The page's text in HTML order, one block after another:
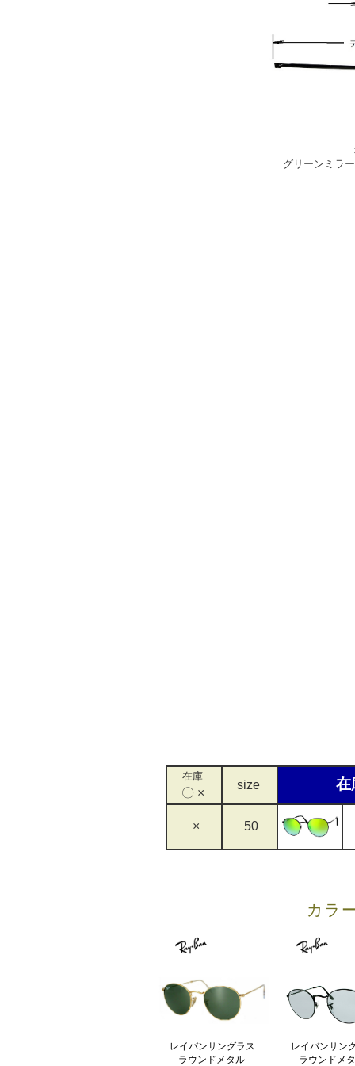
グリーンミラー
在庫
〇 ×
size 在
× 50
カラ
レイバンサングラス
ラウンドメタル
レイバンサン
ラウンドメ